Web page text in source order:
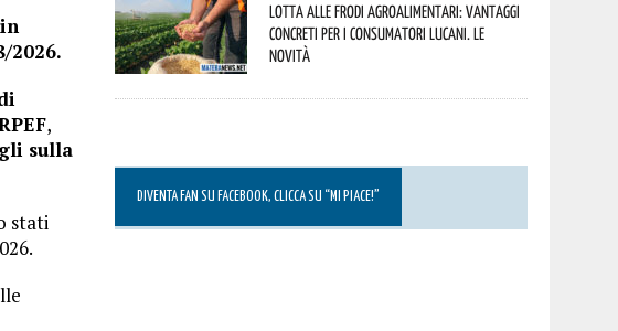
2026.
,
sulla
stati
Lotta alle frodi agroalimentari: vantaggi
concreti per i consumatori lucani. Le
novità
DIVENTA FAN SU FACEBOOK, CLICCA SU “MI PIACE!”